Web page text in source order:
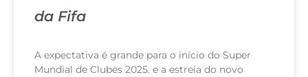
da Fifa
A expectativa é grande para o início do Super
Mundial de Clubes 2025. e a estreia do novo